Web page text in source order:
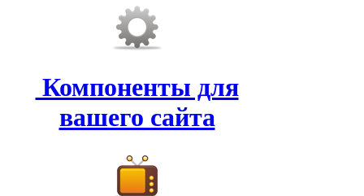
Компоненты для
вашего сайта